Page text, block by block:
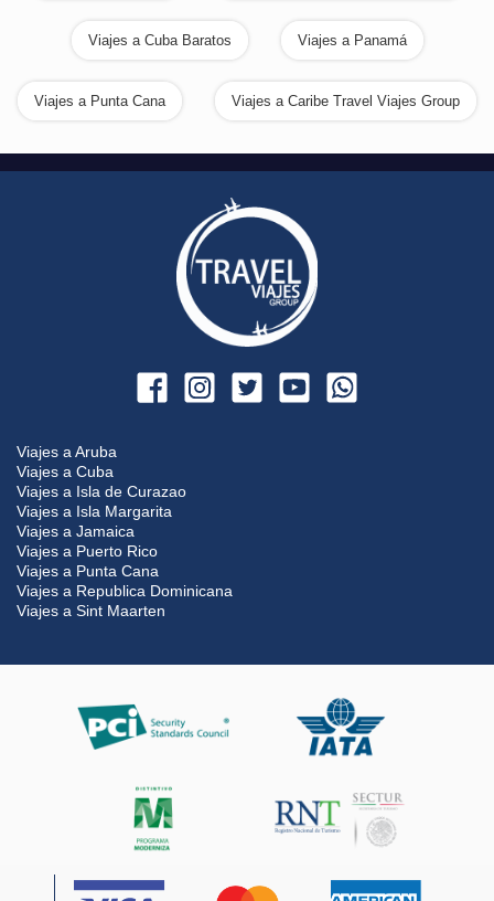
Viajes a Cuba Baratos Viajes a Panamá
Viajes a Punta Cana Viajes a Caribe Travel Viajes Group
Viajes a Aruba
Viajes a Cuba
Viajes a Isla de Curazao
Viajes a Isla Margarita
Viajes a Jamaica
Viajes a Puerto Rico
Viajes a Punta Cana
Viajes a Republica Dominicana
Viajes a Sint Maarten